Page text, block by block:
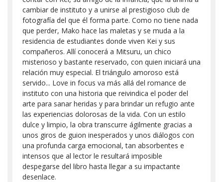
cambiar de instituto y a unirse al prestigioso club de
fotografía del que él forma parte. Como no tiene nada
que perder, Mako hace las maletas y se muda a la
residencia de estudiantes donde viven Kei y sus
compañeros. Allí conocerá a Mitsuru, un chico
misterioso y bastante reservado, con quien iniciará una
relación muy especial. El triángulo amoroso está
servido... Love in focus va más allá del romance de
instituto con una historia que reivindica el poder del
arte para sanar heridas y para brindar un refugio ante
las experiencias dolorosas de la vida. Con un estilo
dulce y limpio, la obra transcurre ágilmente gracias a
unos giros de guion inesperados y unos diálogos con
una profunda carga emocional, tan absorbentes e
intensos que al lector le resultará imposible
despegarse del libro hasta llegar a su impactante
desenlace.